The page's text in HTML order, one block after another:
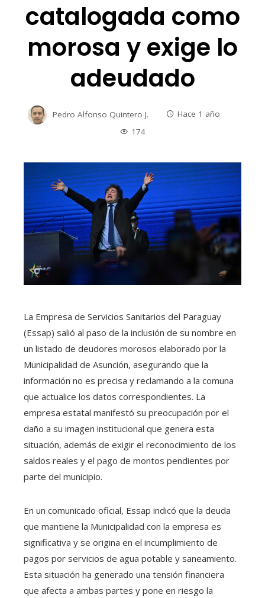
catalogada como
morosa y exige lo
adeudado
Pedro Alfonso Quintero J.
Hace 1 año
174
La Empresa de Servicios Sanitarios del Paraguay
(Essap) salió al paso de la inclusión de su nombre en
un listado de deudores morosos elaborado por la
Municipalidad de Asunción, asegurando que la
información no es precisa y reclamando a la comuna
que actualice los datos correspondientes. La
empresa estatal manifestó su preocupación por el
daño a su imagen institucional que genera esta
situación, además de exigir el reconocimiento de los
saldos reales y el pago de montos pendientes por
parte del municipio.
En un comunicado oficial, Essap indicó que la deuda
que mantiene la Municipalidad con la empresa es
significativa y se origina en el incumplimiento de
pagos por servicios de agua potable y saneamiento.
Esta situación ha generado una tensión financiera
que afecta a ambas partes y pone en riesgo la